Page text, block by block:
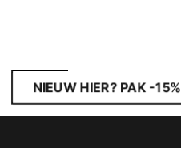
NIEUW HIER? PAK -15%